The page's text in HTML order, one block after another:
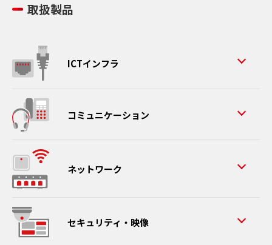
取扱製品
ICTインフラ
コミュニケーション
ネットワーク
セキュリティ・映像